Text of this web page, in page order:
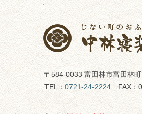
〒584-0033 富田林市富田林
TEL： 0721-24-2224 FAX：